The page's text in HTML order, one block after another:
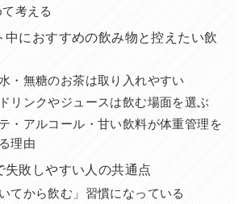
考える
中におすすめの飲み物と控えたい飲
・無糖のお茶は取り入れやすい
リンクやジュースは飲む場面を選ぶ
・アルコール・甘い飲料が体重管理を
理由
失敗しやすい人の共通点
てから飲む」習慣になっている